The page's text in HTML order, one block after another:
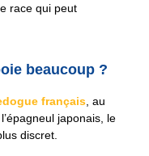
race qui peut
beaucoup ?
français , au
japonais, le
discret.